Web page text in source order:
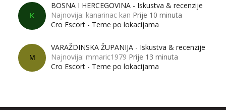
K
BOSNA I HERCEGOVINA - Iskustva & recenzije
Najnovija: kanarinac kan Prije 10 minuta
Cro Escort - Teme po lokacijama
M
VARAŽDINSKA ŽUPANIJA - Iskustva & recenzije
Najnovija: mmaric1979 Prije 13 minuta
Cro Escort - Teme po lokacijama